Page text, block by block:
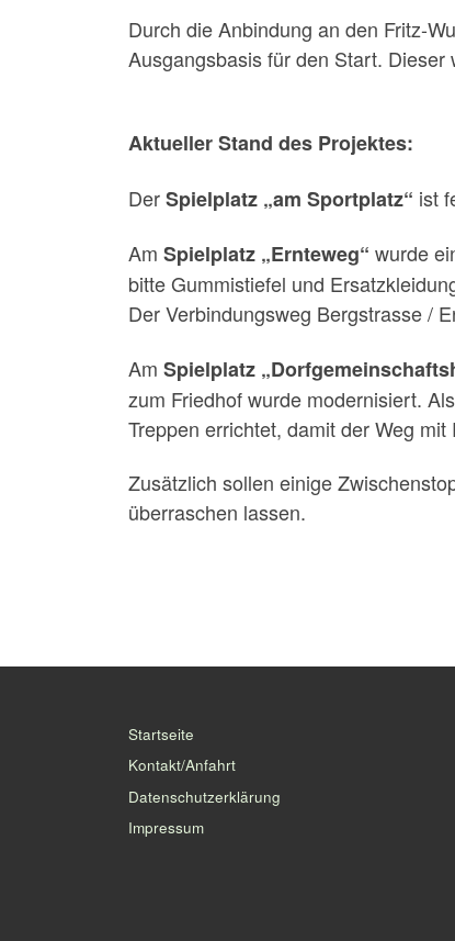
Durch die Anbindung an den Fritz-
Ausgangsbasis für den Start.
Aktueller Stand des Projektes:
DerSpielplatz „am Sportplatz“ ist
Am Spielplatz „Ernteweg“ wurde
bitte Gummistiefel und
Der Verbindungsweg Bergstrasse /
Am Spielplatz
zum Friedhof wurde modernisiert.
Treppen errichtet, damit der Weg
Zusätzlich sollen einige
überraschen lassen.
Startseite
Kontakt/Anfahrt
Datenschutzerklärung
Impressum